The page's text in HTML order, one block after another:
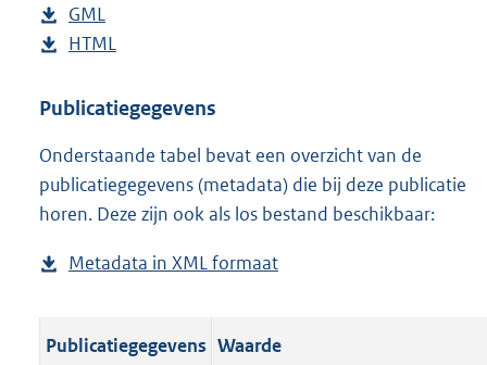
D
o
n
o
a
d
u
l
GML
e
t
n
d
s
r
o
D
w
l
o
a
p
b
HTML
s
a
n
d
g
o
Publicatiegegevens
Onderstaande tabel bevat een overzicht van de
publicatiegegevens (metadata) die bij deze publicatie
horen. Deze zijn ook als los bestand beschikbaar:
Metadata in XML formaat
t
Publicatiegegevens Waarde